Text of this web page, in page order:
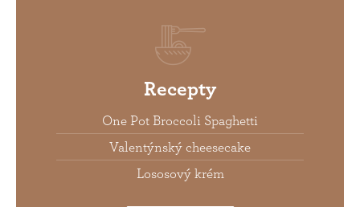
Recepty
One Pot Broccoli Spaghetti
Valentýnský cheesecake
Lososový krém